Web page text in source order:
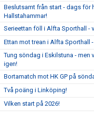
Beslutsamt från start - dags för
Hallstahammar!
Serieettan föll i Alfta Sporthall -
Ettan mot trean i Alfta Sporthall
Tung söndag i Eskilstuna - men
igen!
Bortamatch mot HK GP på
Två poäng i Linköping!
Vilken start på 2026!